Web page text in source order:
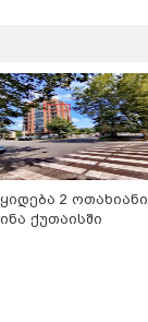
2 ოთახიანი
ქუთაისში